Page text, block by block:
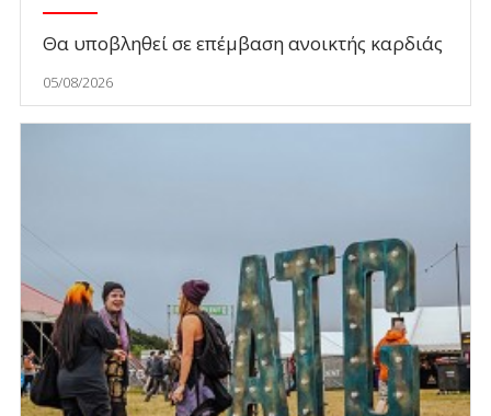
Θα υποβληθεί σε επέμβαση ανοικτής καρδιάς
05/08/2026